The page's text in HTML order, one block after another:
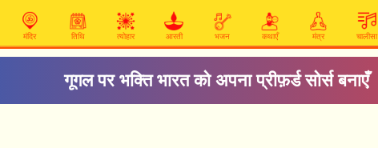
मंदिर तिथि त्योहार आरती भजन कथाएँ मंत्र चालीसा
गूगल पर भक्ति भारत को अपना प्रीफ़र्ड सोर्स बनाएँ